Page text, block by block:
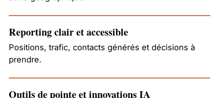
Reporting clair et accessible
Positions, trafic, contacts générés et décisions à
prendre.
Outils de pointe et innovations IA